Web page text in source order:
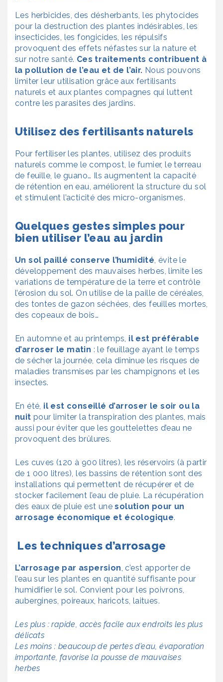
Les herbicides, des désherbants, les phytocides
pour la destruction des plantes indésirables, les
insecticides, les fongicides, les répulsifs
provoquent des effets néfastes sur la nature et
sur notre santé. Ces traitements contribuent à
la pollution de l’eau et de l’air. Nous pouvons
limiter leur utilisation grâce aux fertilisants
naturels et aux plantes compagnes qui luttent
contre les parasites des jardins.
Utilisez des fertilisants naturels
Pour fertiliser les plantes, utilisez des produits
naturels comme le compost, le fumier, le terreau
de feuille, le guano… Ils augmentent la capacité
de rétention en eau, améliorent la structure du sol
et stimulent l’acticité des micro-organismes.
Quelques gestes simples pour
bien utiliser l’eau au jardin
Un sol paillé conserve l’humidité, évite le
développement des mauvaises herbes, limite les
variations de température de la terre et contrôle
l’érosion du sol. On utilise de la paille de céréales,
des tontes de gazon séchées, des feuilles mortes,
des copeaux de bois…
En automne et au printemps, il est préférable
d’arroser le matin : le feuillage ayant le temps
de sécher la journée, cela diminue les risques de
maladies transmises par les champignons et les
insectes.
En été, il est conseillé d’arroser le soir ou la
nuit pour limiter la transpiration des plantes, mais
aussi pour éviter que les gouttelettes d’eau ne
provoquent des brûlures.
Les cuves (120 à 900 litres), les réservoirs (à partir
de 1 000 litres), les bassins de rétention sont des
installations qui permettent de récupérer et de
stocker facilement l’eau de pluie. La récupération
des eaux de pluie est unesolution pour un
arrosage économique et écologique.
Les techniques d’arrosage
L’arrosage par aspersion, c’est apporter de
l’eau sur les plantes en quantité suffisante pour
humidifier le sol. Convient pour les poivrons,
aubergines, poireaux, haricots, laitues.
Les plus : rapide, accès facile aux endroits les plus
délicats
Les moins : beaucoup de pertes d’eau, évaporation
importante, favorise la pousse de mauvaises
herbes